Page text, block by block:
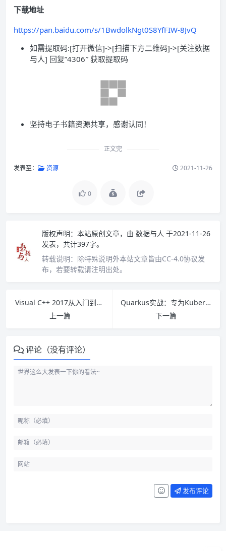
下载地址
https://pan.baidu.com/s/1BwdolkNgt0S8YfFIW-8JvQ
如需提取码:[打开微信]->[扫描下方二维码]->[关注数据
与人] 回复”4306″ 获取提取码
坚持电子书籍资源共享，感谢认同！
正文完
发表至： 资源 2021-11-26
0
版权声明： 本站原创文章，由 数据与人 于2021-11-26
发表，共计397字。
转载说明： 除特殊说明外本站文章皆由CC-4.0协议发
布，若要转载请注明出处。
Visual C++ 2017从入门到精通 PDF下载
上一篇
Quarkus实战：专为Kubernetes而优化的Java解决方案 PDF下载
下一篇
评论（没有评论）
发布评论